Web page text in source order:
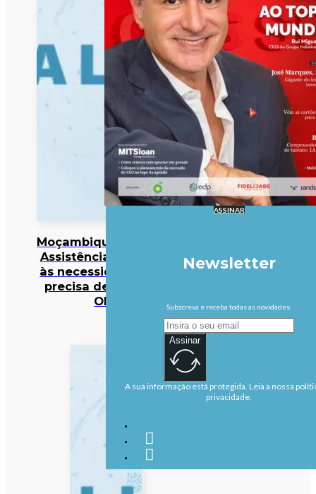
Moçambique/Ataques:
Assistência responde
às necessidades mas
precisa de reforço –
OIM
ASSINAR
Newsletter
Subscreva e receba todas as novidades.
Assinar
A sua informação está protegida. Leia a nossa
privacidade.